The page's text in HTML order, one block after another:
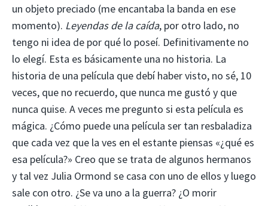
un objeto preciado (me encantaba la banda en ese
momento). Leyendas de la caída, por otro lado, no
tengo ni idea de por qué lo poseí. Definitivamente no
lo elegí. Esta es básicamente una no historia. La
historia de una película que debí haber visto, no sé, 10
veces, que no recuerdo, que nunca me gustó y que
nunca quise. A veces me pregunto si esta película es
mágica. ¿Cómo puede una película ser tan resbaladiza
que cada vez que la ves en el estante piensas «¿qué es
esa película?» Creo que se trata de algunos hermanos
y tal vez Julia Ormond se casa con uno de ellos y luego
sale con otro. ¿Se va uno a la guerra? ¿O morir